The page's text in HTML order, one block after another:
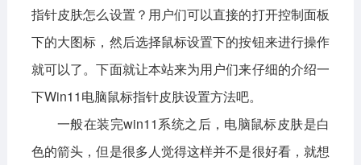
安卓应用
影音播放 系统工具
指针皮肤怎么设置？用户们可以直接的打开控制面板
下的大图标，然后选择鼠标设置下的按钮来进行操作
就可以了。下面就让本站来为用户们来仔细的介绍一
下Win11电脑鼠标指针皮肤设置方法吧。
一般在装完win11系统之后，电脑鼠标皮肤是白
色的箭头，但是很多人觉得这样并不是很好看，就想